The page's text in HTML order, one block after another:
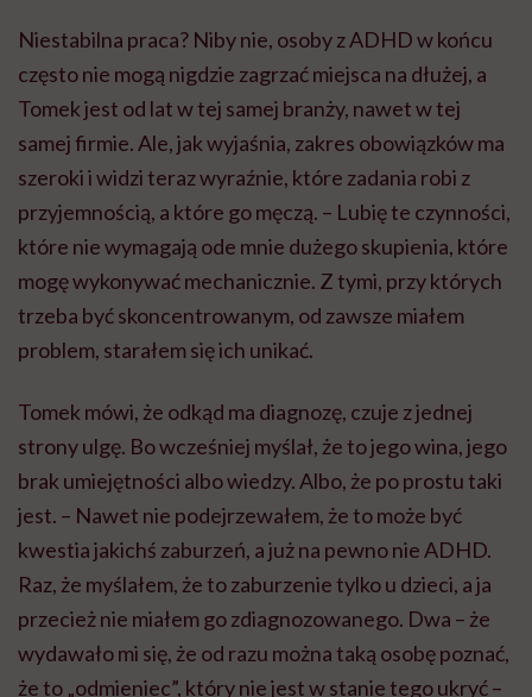
Niestabilna praca? Niby nie, osoby z ADHD w końcu
często nie mogą nigdzie zagrzać miejsca na dłużej, a
Tomek jest od lat w tej samej branży, nawet w tej
samej firmie. Ale, jak wyjaśnia, zakres obowiązków ma
szeroki i widzi teraz wyraźnie, które zadania robi z
przyjemnością, a które go męczą. – Lubię te czynności,
które nie wymagają ode mnie dużego skupienia, które
mogę wykonywać mechanicznie. Z tymi, przy których
trzeba być skoncentrowanym, od zawsze miałem
problem, starałem się ich unikać.
Tomek mówi, że odkąd ma diagnozę, czuje z jednej
strony ulgę. Bo wcześniej myślał, że to jego wina, jego
brak umiejętności albo wiedzy. Albo, że po prostu taki
jest. – Nawet nie podejrzewałem, że to może być
kwestia jakichś zaburzeń, a już na pewno nie ADHD.
Raz, że myślałem, że to zaburzenie tylko u dzieci, a ja
przecież nie miałem go zdiagnozowanego. Dwa – że
wydawało mi się, że od razu można taką osobę poznać,
że to „odmieniec”, który nie jest w stanie tego ukryć –